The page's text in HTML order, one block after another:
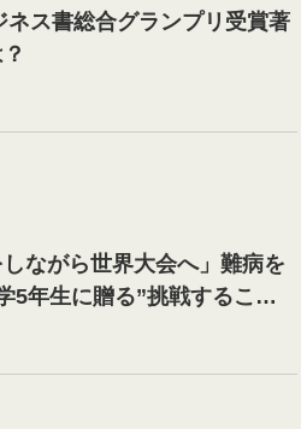
ネス書総合グランプリ受賞著
ながら世界大会へ」難病を
5年生に贈る”挑戦すること